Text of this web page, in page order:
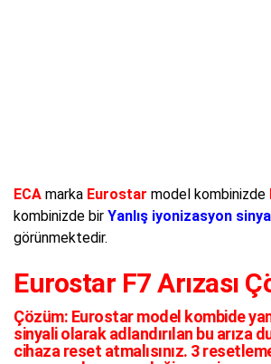
ECA marka Eurostar model kombinizde
kombinizde bir Yanlış iyonizasyon
görünmektedir.
Eurostar F7 Arızası
Çözüm: Eurostar model kombide
sinyali olarak adlandırılan bu arıza
cihaza reset atmalısınız. 3